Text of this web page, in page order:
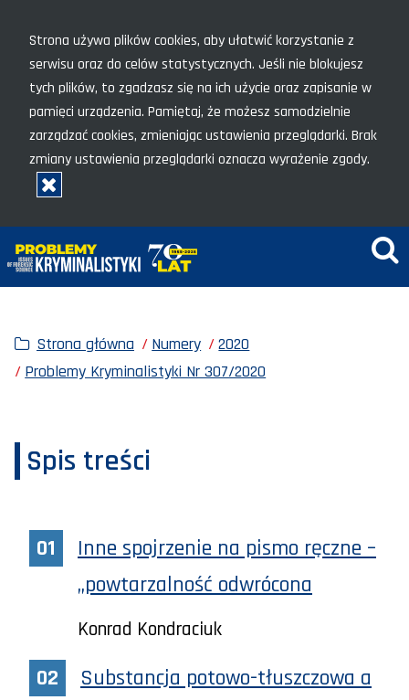
Strona używa plików cookies, aby ułatwić korzystanie z
serwisu oraz do celów statystycznych. Jeśli nie blokujesz
tych plików, to zgadzasz się na ich użycie oraz zapisanie w
pamięci urządzenia. Pamiętaj, że możesz samodzielnie
zarządzać cookies, zmieniając ustawienia przeglądarki. Brak
zmiany ustawienia przeglądarki oznacza wyrażenie zgody.
Rozumiem, zamknij okno
Strona główna Numery
2020
Problemy Kryminalistyki Nr 307/2020
Spis treści
Inne spojrzenie na pismo ręczne –
„powtarzalność odwrócona
Konrad Kondraciuk
Substancja potowo-tłuszczowa a